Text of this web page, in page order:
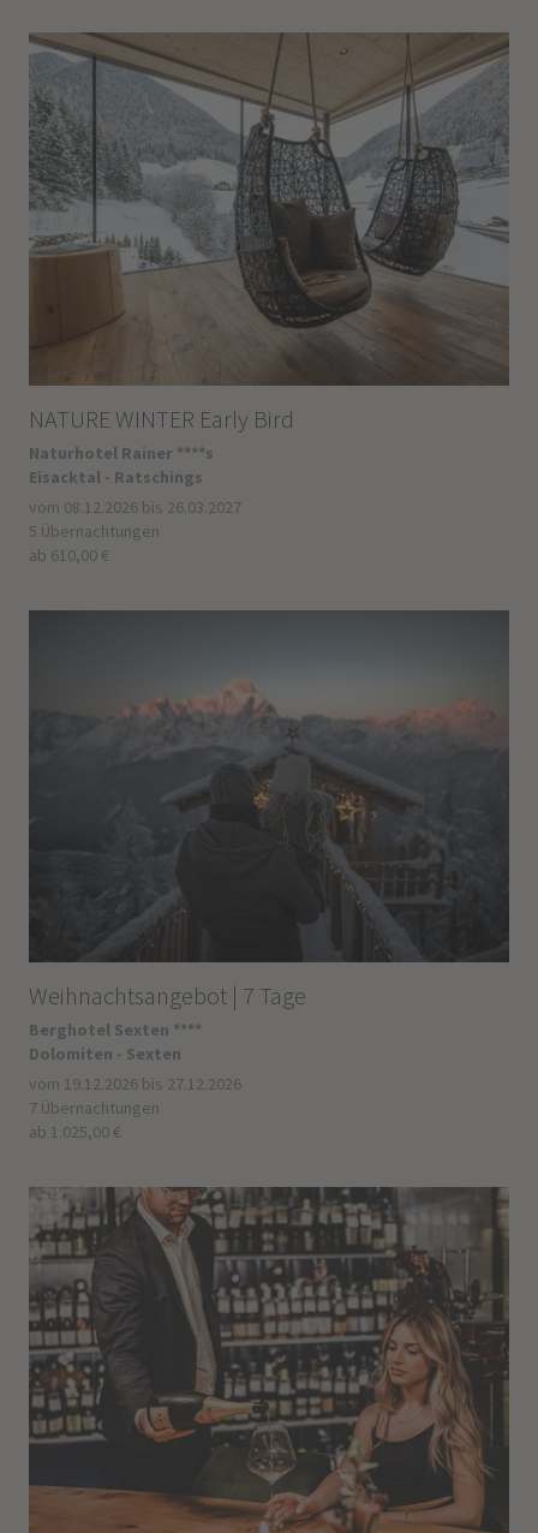
NATURE WINTER Early Bird
Naturhotel Rainer ****s
Eisacktal - Ratschings
vom 08.12.2026 bis 26.03.2027
5 Übernachtungen
ab 610,00 €
Weihnachtsangebot | 7 Tage
Berghotel Sexten ****
Dolomiten - Sexten
vom 19.12.2026 bis 27.12.2026
7 Übernachtungen
ab 1.025,00 €